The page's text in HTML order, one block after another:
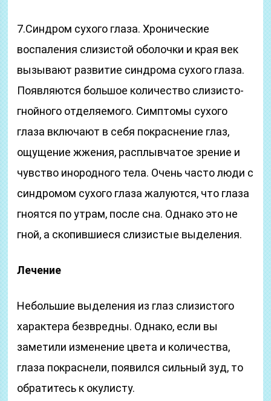
7.Синдром сухого глаза. Хронические
воспаления слизистой оболочки и края век
вызывают развитие синдрома сухого глаза.
Появляются большое количество слизисто-
гнойного отделяемого. Симптомы сухого
глаза включают в себя покраснение глаз,
ощущение жжения, расплывчатое зрение и
чувство инородного тела. Очень часто люди с
синдромом сухого глаза жалуются, что глаза
гноятся по утрам, после сна. Однако это не
гной, а скопившиеся слизистые выделения.
Лечение
Небольшие выделения из глаз слизистого
характера безвредны. Однако, если вы
заметили изменение цвета и количества,
глаза покраснели, появился сильный зуд, то
обратитесь к окулисту.